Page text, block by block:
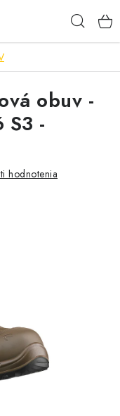
obuv -
S3 -
hodnotenia